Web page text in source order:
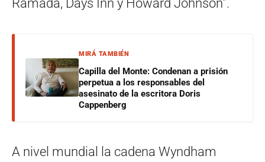
Ramada, Days Inn y Howard Johnson”.
MIRÁ TAMBIÉN
Capilla del Monte: Condenan a prisión
perpetua a los responsables del
asesinato de la escritora Doris
Cappenberg
A nivel mundial la cadena Wyndham